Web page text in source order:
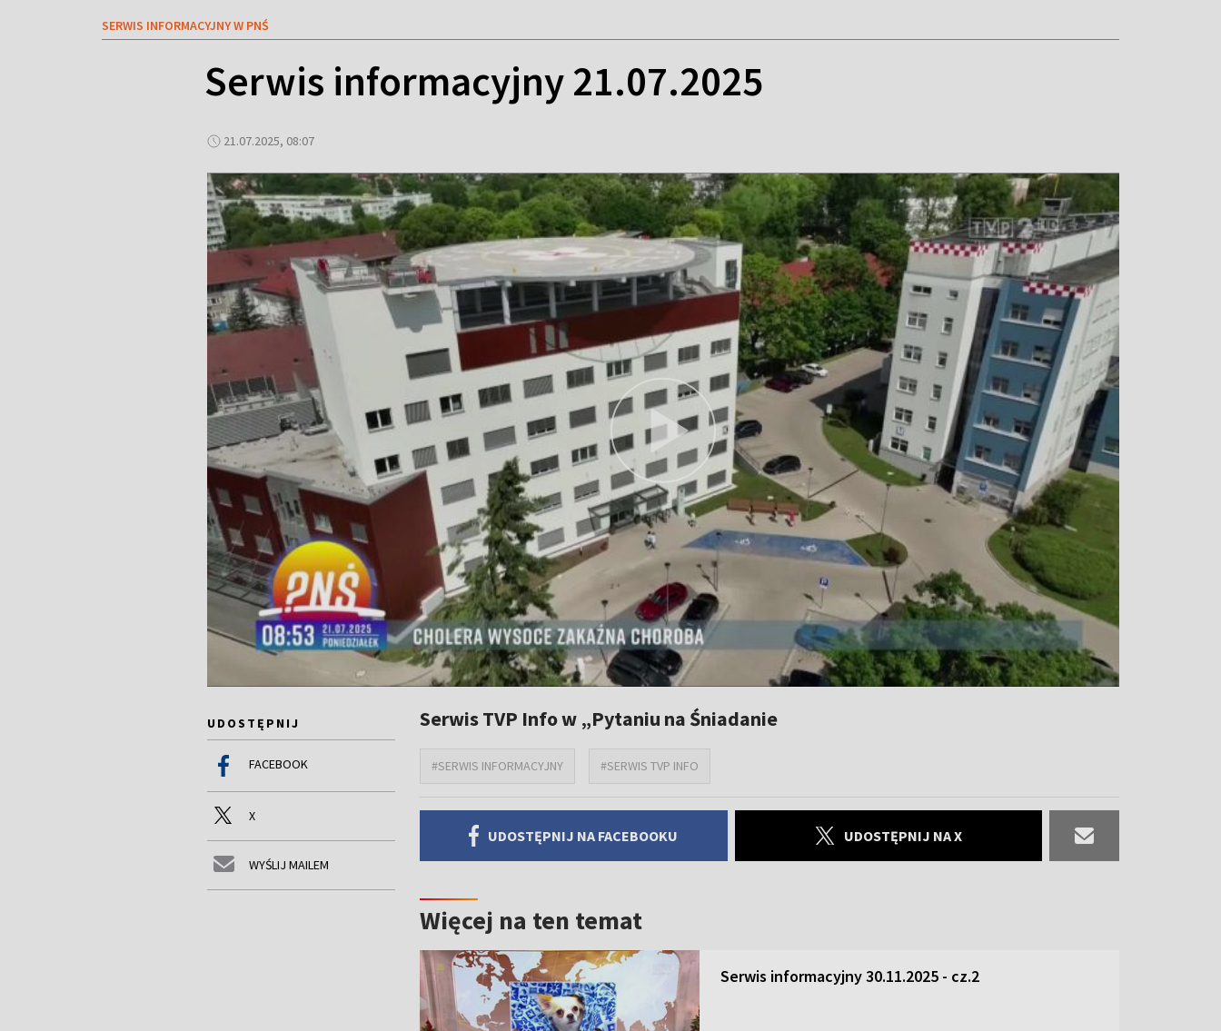
SERWIS INFORMACYJNY W PNŚ
Serwis informacyjny 21.07.2025
21.07.2025, 08:07
UDOSTĘPNIJ
FACEBOOK
X
WYŚLIJ MAILEM
Serwis TVP Info w „Pytaniu na Śniadanie
#SERWIS INFORMACYJNY #SERWIS TVP INFO
UDOSTĘPNIJ NA FACEBOOKU UDOSTĘPNIJ NA X
Więcej na ten temat
Serwis informacyjny 30.11.2025 - cz.2